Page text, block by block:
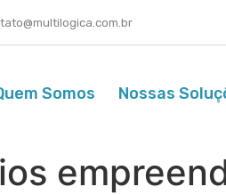
Somos Nossas